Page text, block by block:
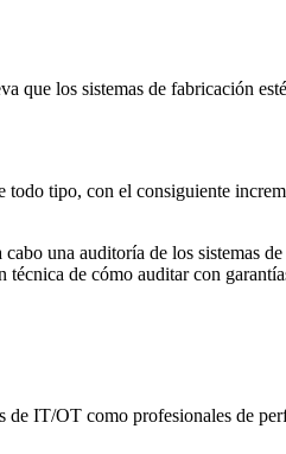
los sistemas de fabricación
tipo, con el consiguiente
una auditoría de los sistemas
de cómo auditar con
de IT/OT como profesionales de